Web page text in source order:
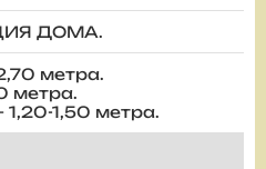
ДОМА.
метра.
метра.
1,50 метра.